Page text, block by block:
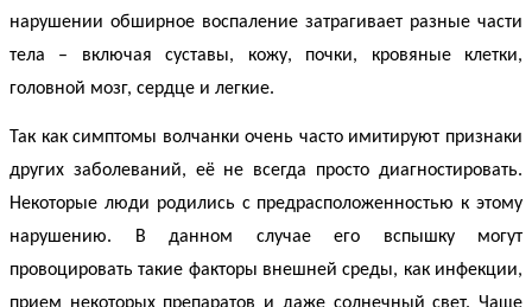
нарушении обширное воспаление затрагивает разные части
тела – включая суставы, кожу, почки, кровяные клетки,
головной мозг, сердце и легкие.
Так каксимптомы волчанки очень часто имитируют признаки
других заболеваний, её не всегда просто диагностировать.
Некоторые люди родились с предрасположенностью к этому
нарушению. В данном случае его вспышку могут
провоцировать такие факторы внешней среды, как инфекции,